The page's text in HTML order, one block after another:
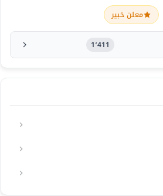
معلن خبير
1٬411